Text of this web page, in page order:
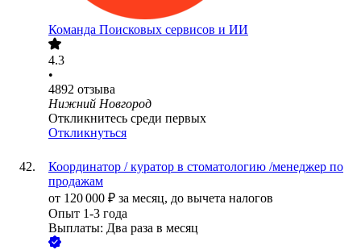
Команда Поисковых сервисов и ИИ
4.3
•
4892 отзыва
Нижний Новгород
Откликнитесь среди первых
Откликнуться
Координатор / куратор в стоматологию /менеджер по
продажам
от 120 000 ₽ за месяц, до вычета налогов
Опыт 1-3 года
Выплаты: Два раза в месяц